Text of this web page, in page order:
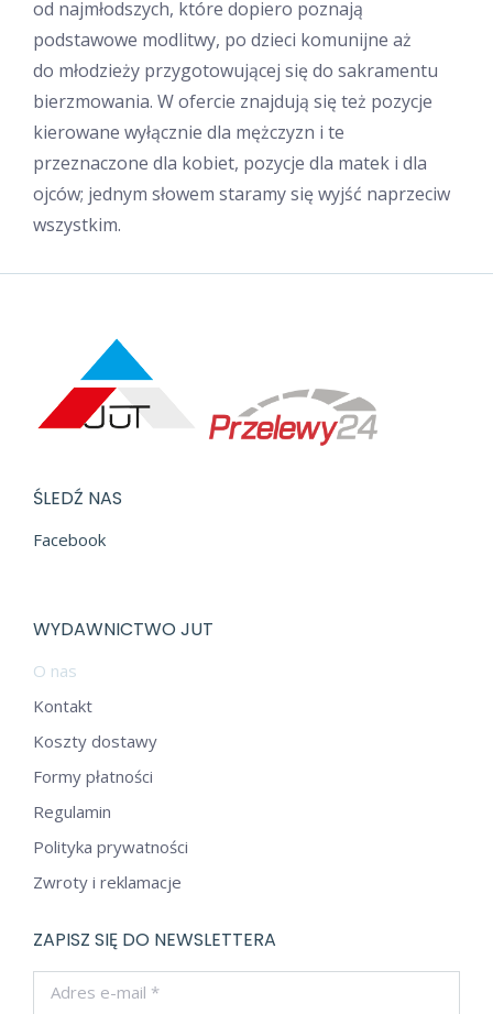
od najmłodszych, które dopiero poznają
podstawowe modlitwy, po dzieci komunijne aż
do młodzieży przygotowującej się do sakramentu
bierzmowania. W ofercie znajdują się też pozycje
kierowane wyłącznie dla mężczyzn i te
przeznaczone dla kobiet, pozycje dla matek i dla
ojców; jednym słowem staramy się wyjść naprzeciw
wszystkim.
ŚLEDŹ NAS
Facebook
WYDAWNICTWO JUT
O nas
Kontakt
Koszty dostawy
Formy płatności
Regulamin
Polityka prywatności
Zwroty i reklamacje
ZAPISZ SIĘ DO NEWSLETTERA